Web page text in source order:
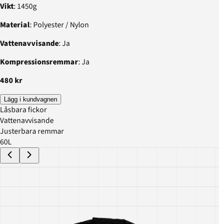
Vikt: 1450g
Material: Polyester / Nylon
Vattenavvisande: Ja
Kompressionsremmar: Ja
480 kr
Lägg i kundvagnen
Låsbara fickor
Vattenavvisande
Justerbara remmar
60L